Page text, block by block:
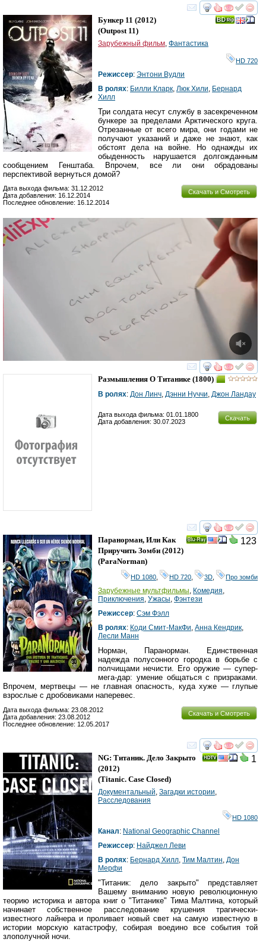
смотреть
Бункер 11 (2012)
(Outpost 11)
Зарубежный фильм Фантастика
HD 720
Режиссер: Энтони Вудли
В ролях: Билли Кларк Люк Хили Бернард
Хилл
Три солдата несут службу в засекреченном
бункере за пределами Арктического круга.
Отрезанные от всего мира, они годами не
получают указаний и даже не знают, как
обстоят дела на войне. Но однажды их
обыденность нарушается долгожданным
сообщением Генштаба. Впрочем, все ли они обрадованы
перспективой вернуться домой?
Скачать и Смотреть
Дата выхода фильма: 31.12.2012
Дата добавления: 16.12.2014
Последнее обновление: 16.12.2014
смотреть
Размышления О Титанике (1800)
В ролях: Дон Линч, Дэнни Нуччи, Джон Ландау
Скачать
Дата выхода фильма: 01.01.1800
Дата добавления: 30.07.2023
смотреть
123
Паранорман, Или Как
Приручить Зомби (2012)
(ParaNorman)
HD 1080, HD 720, 3D, Про зомби
Зарубежные мультфильмы, Комедия,
Приключения, Ужасы, Фэнтези
Режиссер: Сэм Фэлл
В ролях: Коди Смит-МакФи, Анна Кендрик,
Лесли Манн
Норман, Паранорман. Единственная
надежда полусонного городка в борьбе с
полчищами нечисти. Его оружие — супер-
мега-дар: умение общаться с призраками.
Впрочем, мертвецы — не главная опасность, куда хуже — глупые
взрослые с дробовиками наперевес.
Скачать и Смотреть
Дата выхода фильма: 23.08.2012
Дата добавления: 23.08.2012
Последнее обновление: 12.05.2017
смотреть
1
NG: Титаник. Дело Закрыто
(2012)
(Titanic. Case Closed)
Документальный, Загадки истории,
Расследования
HD 1080
Канал: National Geographic Channel
Режиссер: Найджел Леви
В ролях: Бернард Хилл, Тим Малтин, Дон
Мерфи
"Титаник: дело закрыто" представляет
Вашему вниманию новую революционную
теорию историка и автора книг о "Титанике" Тима Малтина, который
начинает собственное расследование крушения трагически-
известного лайнера и проливает новый свет на самую известную в
истории морскую катастрофу, собирая воедино все события той
злополучной ночи.